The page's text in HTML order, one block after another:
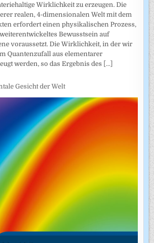
Wirklichkeit zu erzeugen. Die
realen, 4-dimensionalen Welt mit dem
erfordert einen physikalischen Prozess,
Bewusstsein auf
voraussetzt. Die Wirklichkeit, in der wir
Quantenzufall aus elementarer
werden, so das Ergebnis des [...]
Gesicht der Welt